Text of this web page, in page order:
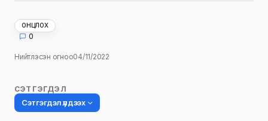
ОНЦЛОХ
0
Нийтлэсэн огноо04/11/2022
СЭТГЭГДЭЛ
Сэтгэгдэл үлдээх